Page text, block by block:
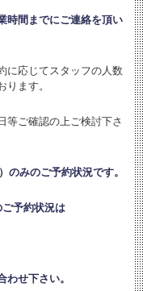
時間までにご連絡を頂い
に応じてスタッフの人数
ます。
等ご確認の上ご検討下さ
のみのご予約状況です。
予約状況は
せ下さい。